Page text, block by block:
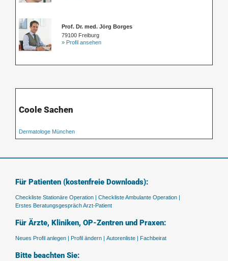
Prof. Dr. med. Jörg Borges
79100 Freiburg
» Profil ansehen
Coole Sachen
Dermatologe München
Für Patienten (kostenfreie Downloads):
Checkliste Stationäre Operation |
Checkliste Ambulante Operation |
Erstes Beratungsgespräch Arzt-Patient
Für Ärzte, Kliniken, OP-Zentren und Praxen:
Neues Profil anlegen | Profil ändern | Autorenliste | Fachbeirat
Bitte beachten Sie: